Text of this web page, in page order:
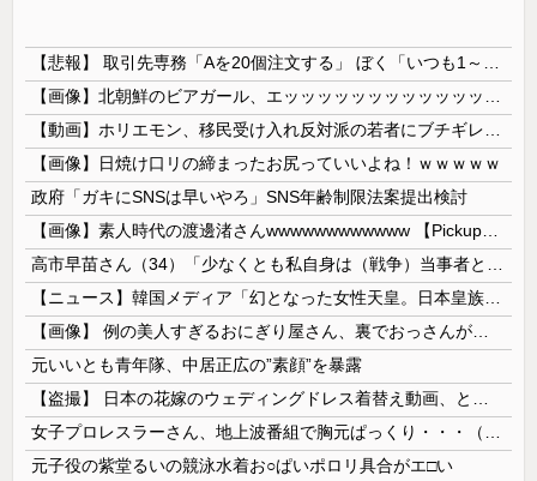
【画像】日焼け口リの締まったお尻っていいよね！ｗｗｗｗｗ
政府「ガキにSNSは早いやろ」SNS年齢制限法案提出検討
元いいとも青年隊、中居正広の”素顔”を暴露
元子役の紫堂るいの競泳水着お○ぱいポロリ具合がエ□い